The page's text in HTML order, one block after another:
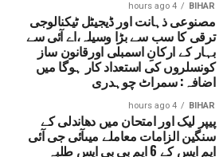
BIHAR
4 hours ago
مصنوعی ذہانت اور ڈیجیٹل ٹیکنالوجی
ترقی کا سب سے بڑا وسیلہ،اے آئی سے
بہار کے ارکانِ اسمبلی اورقانون ساز
کونسلروں کی استعداد کار ہوگا میں
اضافہ: سمراٹ چوہدری
BIHAR
4 hours ago
پیپر لیک اور امتحان میں دھاندلی کے
سنگین الزامات معاملے میںآئی جی آئی
ایم ایس کے 6 ایم بی بی ایس طلبہ